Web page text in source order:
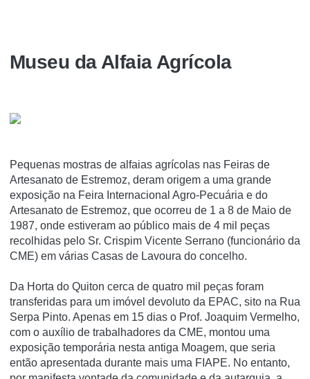
Museu da Alfaia Agrícola
Pequenas mostras de alfaias agrícolas nas Feiras de
Artesanato de Estremoz, deram origem a uma grande
exposição na Feira Internacional Agro-Pecuária e do
Artesanato de Estremoz, que ocorreu de 1 a 8 de Maio de
1987, onde estiveram ao público mais de 4 mil peças
recolhidas pelo Sr. Crispim Vicente Serrano (funcionário da
CME) em várias Casas de Lavoura do concelho.
Da Horta do Quiton cerca de quatro mil peças foram
transferidas para um imóvel devoluto da EPAC, sito na Rua
Serpa Pinto. Apenas em 15 dias o Prof. Joaquim Vermelho,
com o auxílio de trabalhadores da CME, montou uma
exposição temporária nesta antiga Moagem, que seria
então apresentada durante mais uma FIAPE. No entanto,